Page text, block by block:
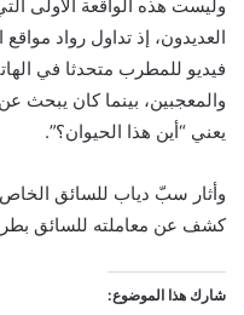
وليست هذه الواقعة الأولى
العديدون، إذ تداول رواد
فيديو للمطرب متحدثا في
والمعجبين، بينما كان يبحث عن
يعني “أين هذا الحيوان؟”.
وأثار سبّ دياب للسائق الخاص
كشف عن معاملته للسائق
شارك هذا الموضوع: